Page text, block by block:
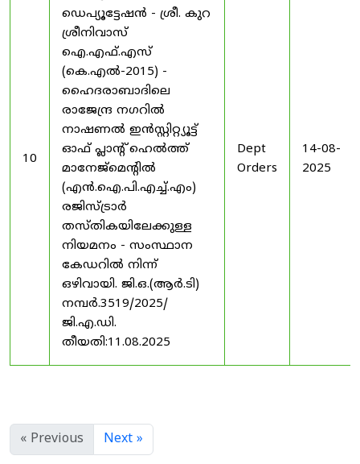
10
ഡെപ്യൂട്ടേഷൻ - ശ്രീ. കുറ
ശ്രീനിവാസ്
ഐ.എഫ്.എസ്
(കെ.എൽ-2015) -
ഹൈദരാബാദിലെ
രാജേന്ദ്ര നഗറിൽ
നാഷണൽ ഇൻസ്റ്റിറ്റ്യൂട്ട്
ഓഫ് പ്ലാന്റ് ഹെൽത്ത്
മാനേജ്‌മെന്റിൽ
(എൻ.ഐ.പി.എച്ച്.എം)
രജിസ്ട്രാർ
തസ്തികയിലേക്കുള്ള
നിയമനം - സംസ്ഥാന
കേഡറിൽ നിന്ന്
ഒഴിവായി. ജി.ഒ.(ആർ.ടി)
നമ്പർ.3519/2025/
ജി.എ.ഡി.
തീയതി:11.08.2025
Dept
Orders
14-08-
2025
« Previous Next »